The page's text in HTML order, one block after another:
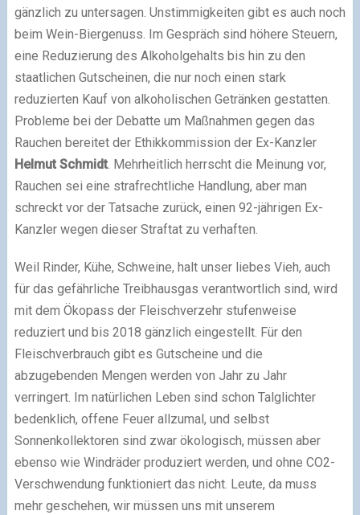
gänzlich zu untersagen. Unstimmigkeiten gibt es auch noch
beim Wein-Biergenuss. Im Gespräch sind höhere Steuern,
eine Reduzierung des Alkoholgehalts bis hin zu den
staatlichen Gutscheinen, die nur noch einen stark
reduzierten Kauf von alkoholischen Getränken gestatten.
Probleme bei der Debatte um Maßnahmen gegen das
Rauchen bereitet der Ethikkommission der Ex-Kanzler
Helmut Schmidt. Mehrheitlich herrscht die Meinung vor,
Rauchen sei eine strafrechtliche Handlung, aber man
schreckt vor der Tatsache zurück, einen 92-jährigen Ex-
Kanzler wegen dieser Straftat zu verhaften.
Weil Rinder, Kühe, Schweine, halt unser liebes Vieh, auch
für das gefährliche Treibhausgas verantwortlich sind, wird
mit dem Ökopass der Fleischverzehr stufenweise
reduziert und bis 2018 gänzlich eingestellt. Für den
Fleischverbrauch gibt es Gutscheine und die
abzugebenden Mengen werden von Jahr zu Jahr
verringert. Im natürlichen Leben sind schon Talglichter
bedenklich, offene Feuer allzumal, und selbst
Sonnenkollektoren sind zwar ökologisch, müssen aber
ebenso wie Windräder produziert werden, und ohne CO2-
Verschwendung funktioniert das nicht. Leute, da muss
mehr geschehen, wir müssen uns mit unserem